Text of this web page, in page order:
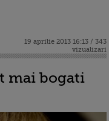
19 aprilie 2013 16:13 / 343
vizualizari
mai bogati